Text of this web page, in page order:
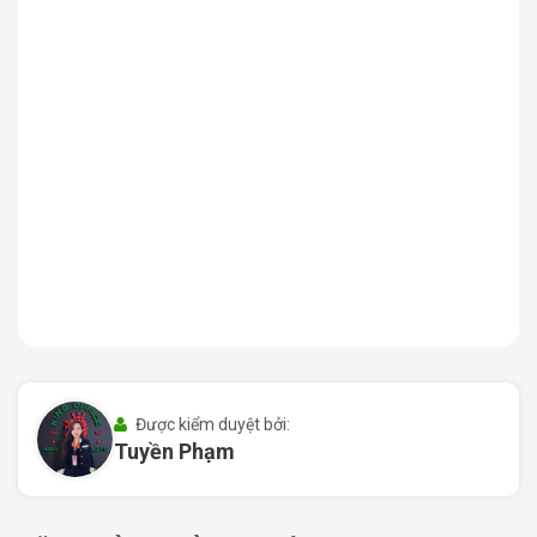
tối ưu chi phí.
Khu vực để xe máy và ô tô tại tòa nhà được sắp xếp
khoa học, đảm bảo phục vụ tốt số lượng nhân sự và
Được kiểm duyệt bởi:
Tuyền Phạm